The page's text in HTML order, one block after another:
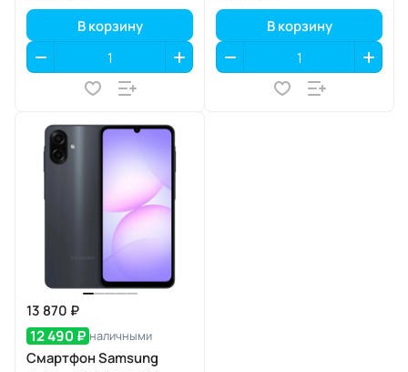
В корзину В корзину
13 870 ₽
12 490 ₽ наличными
Смартфон Samsung